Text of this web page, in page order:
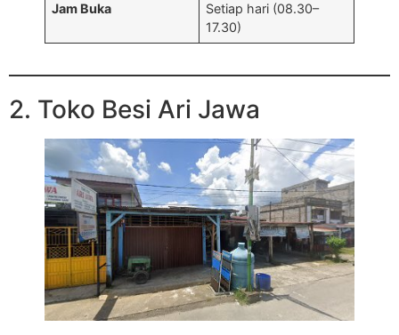
Jam Buka
Setiap hari (08.30–
17.30)
2. Toko Besi Ari Jawa